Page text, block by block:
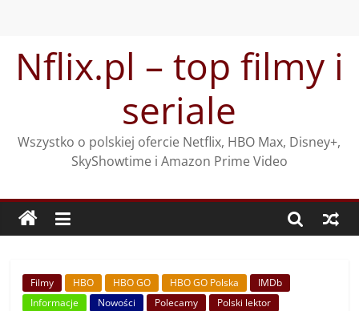
treściNflix.pl – top filmy i
seriale
Wszystko o polskiej ofercie Netflix, HBO Max, Disney+,
SkyShowtime i Amazon Prime Video
Filmy HBO HBO GO HBO GO Polska
IMDb
Informacje
Nowości Polecamy
Polski lektor